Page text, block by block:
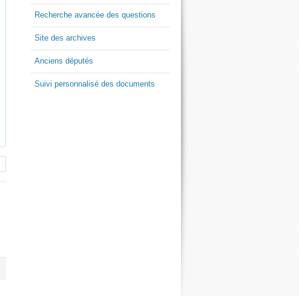
Recherche avancée des questions
Site des archives
Anciens députés
Suivi personnalisé des documents